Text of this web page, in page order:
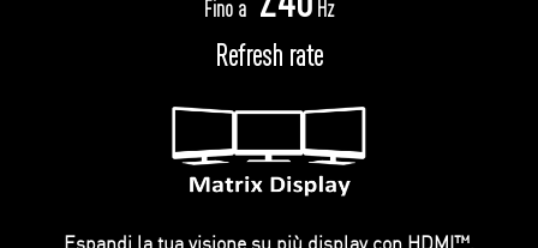
Fino a Hz
Refresh rate
Espandi la tua visione su più display con HDMI™,